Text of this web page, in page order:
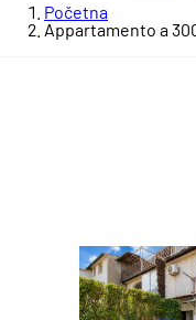
Početna
Appartamento a